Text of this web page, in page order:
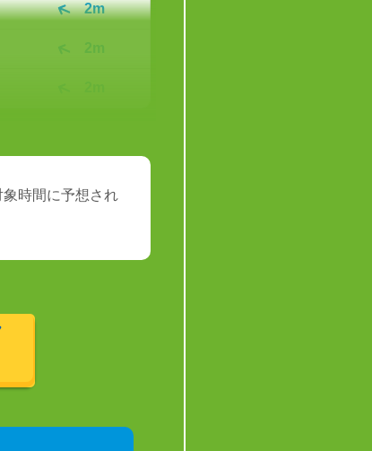
2m
2m
時間に予想され